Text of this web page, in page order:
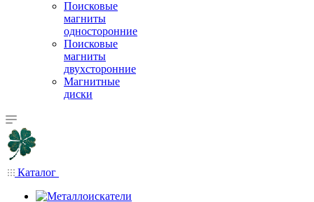
Поисковые
магниты
односторонние
Поисковые
магниты
двухсторонние
Магнитные
диски
Каталог